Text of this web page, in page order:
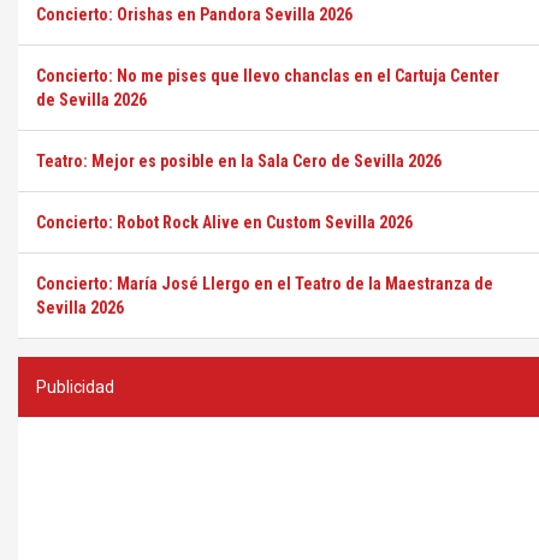
Concierto: Orishas en Pandora Sevilla 2026
Concierto: No me pises que llevo chanclas en el Cartuja Center
de Sevilla 2026
Teatro: Mejor es posible en la Sala Cero de Sevilla 2026
Concierto: Robot Rock Alive en Custom Sevilla 2026
Concierto: María José Llergo en el Teatro de la Maestranza de
Sevilla 2026
Publicidad